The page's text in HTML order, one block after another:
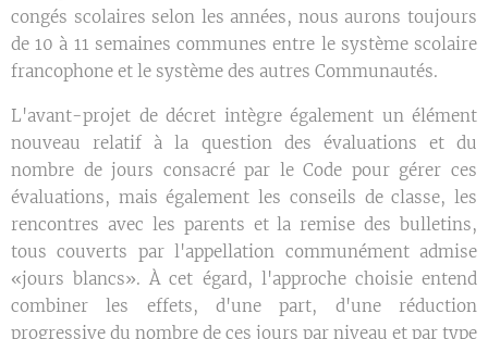
congés scolaires selon les années, nous aurons toujours
de 10 à 11 semaines communes entre le système scolaire
francophone et le système des autres Communautés.
L'avant-projet de décret intègre également un élément
nouveau relatif à la question des évaluations et du
nombre de jours consacré par le Code pour gérer ces
évaluations, mais également les conseils de classe, les
rencontres avec les parents et la remise des bulletins,
tous couverts par l'appellation communément admise
«jours blancs». À cet égard, l'approche choisie entend
combiner les effets, d'une part, d'une réduction
progressive du nombre de ces jours par niveau et par type